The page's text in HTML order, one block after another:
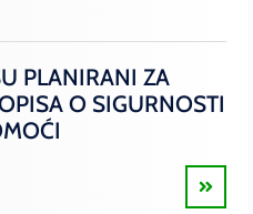
PLANIRANI ZA
O SIGURNOSTI